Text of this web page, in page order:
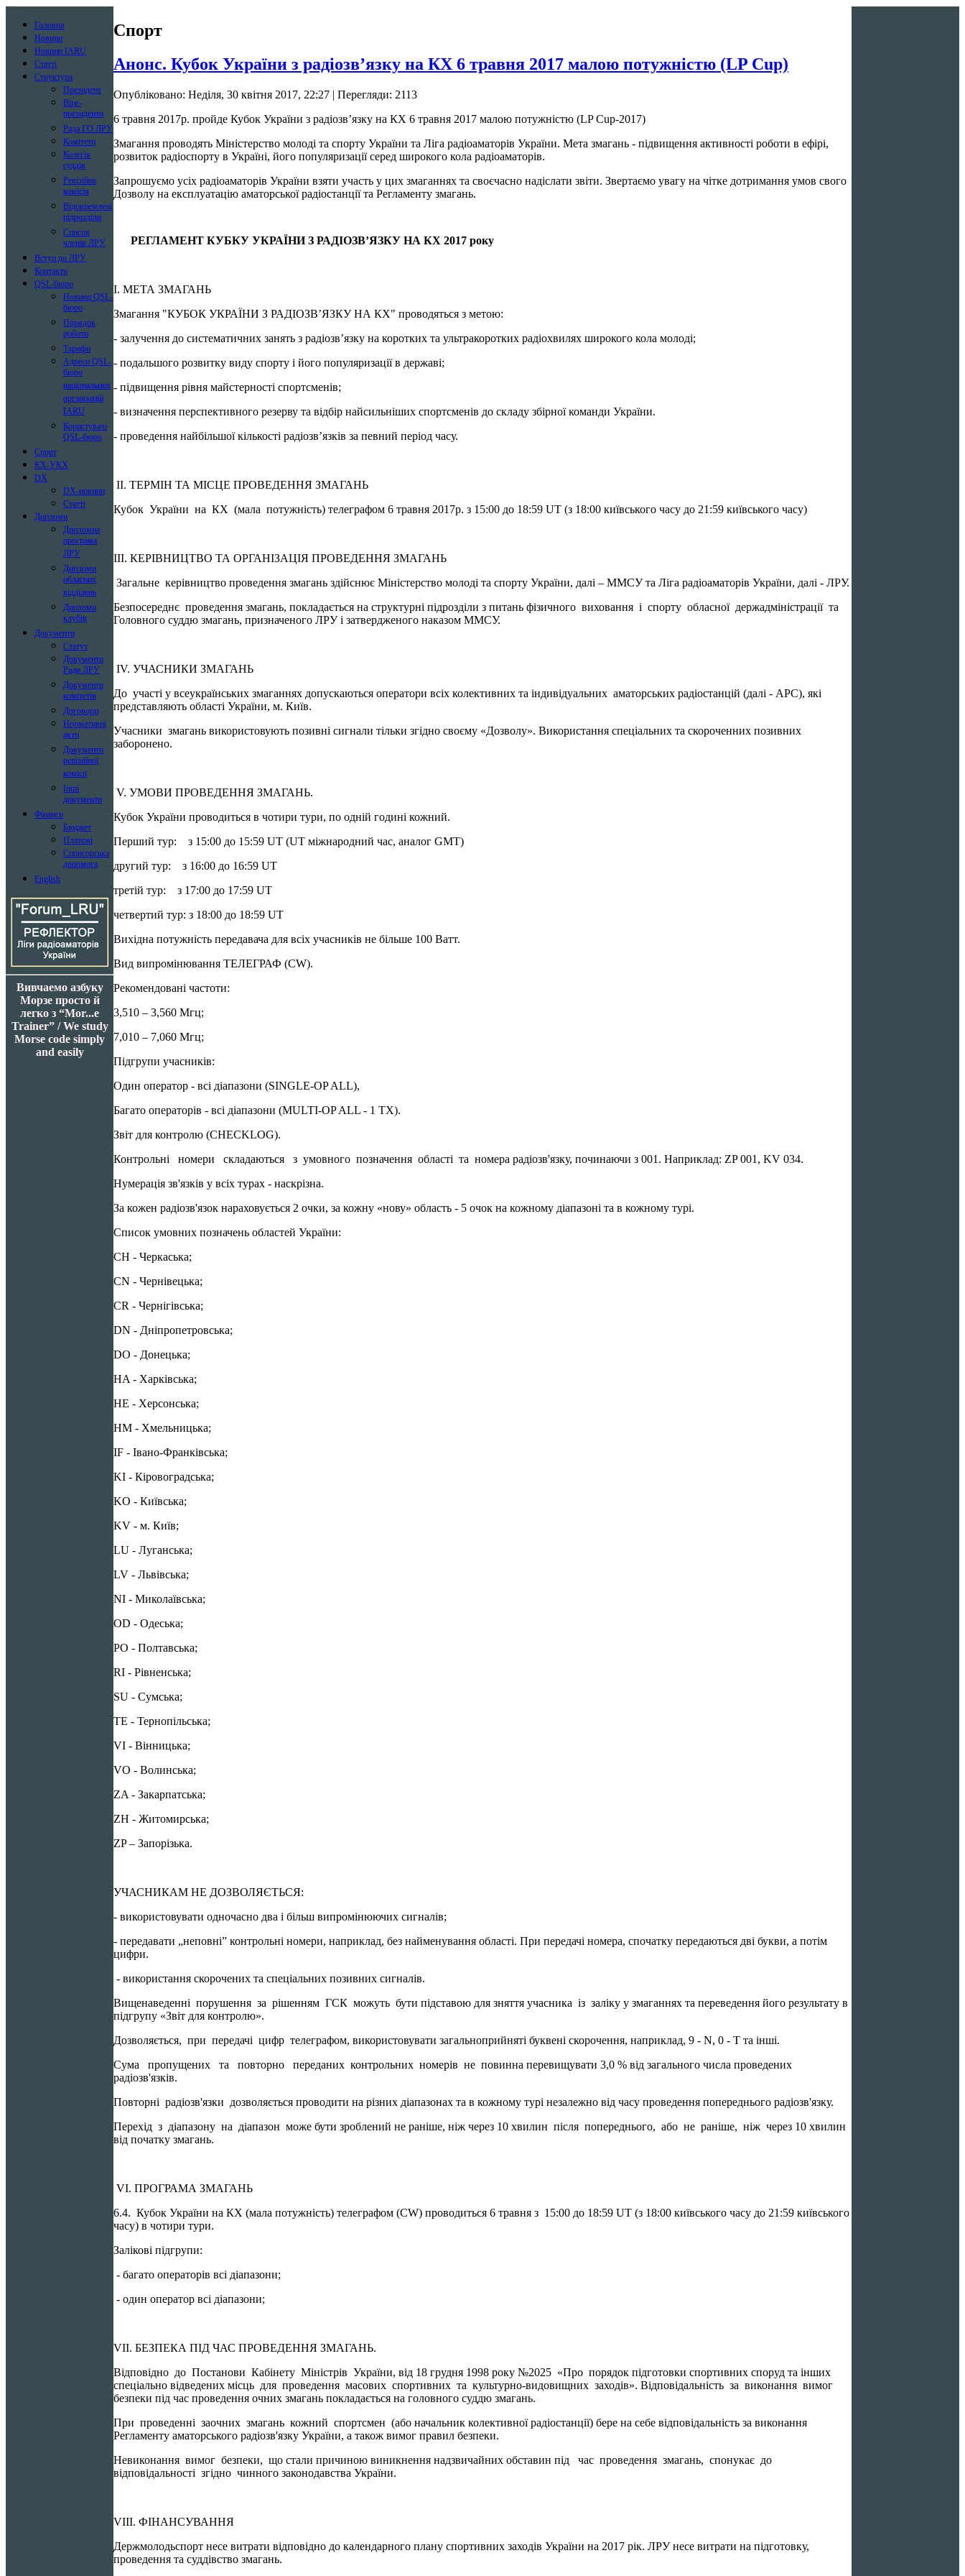
Головна
Новини
Новини IARU
Статті
Структура
Президент
Віце-
президенти
Рада ГО ЛРУ
Комітети
Колегія
суддів
Ревізійна
комісія
Відокремлені
підрозділи
Список
членів ЛРУ
Вступ до ЛРУ
Контакти
QSL-бюро
Новини QSL-
бюро
Порядок
роботи
Тарифи
Адреси QSL-
бюро
національних
організацій
IARU
Користувачі
QSL-бюро
Спорт
КХ-УКХ
DX
DX-новини
Статті
Дипломи
Дипломна
програма
ЛРУ
Дипломи
обласних
відділень
Дипломи
клубів
Документи
Статут
Документи
Ради ЛРУ
Документи
комітетів
Договори
Нормативні
акти
Документи
ревізійної
комісії
Інші
документи
Фінанси
Бюджет
Платежі
Спонсорська
допомога
English
Вивчаемо азбуку
Морзе просто й
легко з “Mor...e
Trainer” / We study
Morse code simply
and easily
Спорт
Анонс. Кубок України з радіозв’язку на КХ 6 травня 2017 малою потужністю (LP Cup)
Опубліковано: Неділя, 30 квітня 2017, 22:27 | Перегляди: 2113
6 травня 2017р. пройде Кубок України з радіозв’язку на КХ 6 травня 2017 малою потужністю (LP Cup-2017)
Змагання проводять Міністерство молоді та спорту України та Ліга радіоаматорів України. Мета змагань - підвищення активності роботи в ефірі,
розвиток радіоспорту в Україні, його популяризації серед широкого кола радіоаматорів.
Запрошуємо усіх радіоаматорів України взяти участь у цих змаганнях та своєчасно надіслати звіти. Звертаємо увагу на чітке дотримання умов свого
Дозволу на експлуатацію аматорської радіостанції та Регламенту змагань.
РЕГЛАМЕНТ КУБКУ УКРАЇНИ З РАДІОЗВ’ЯЗКУ НА КХ 2017 року
I. МЕТА ЗМАГАНЬ
Змагання "КУБОК УКРАЇНИ З РАДІОЗВ’ЯЗКУ НА КХ" проводяться з метою:
- залучення до систематичних занять з радіозв’язку на коротких та ультракоротких радіохвилях широкого кола молоді;
- подальшого розвитку виду спорту і його популяризації в державі;
- підвищення рівня майстерності спортсменів;
- визначення перспективного резерву та відбір найсильніших спортсменів до складу збірної команди України.
- проведення найбільшої кількості радіозв’язків за певний період часу.
ІІ. ТЕРМІН ТА МІСЦЕ ПРОВЕДЕННЯ ЗМАГАНЬ
Кубок України на КХ (мала потужність) телеграфом 6 травня 2017р. з 15:00 до 18:59 UT (з 18:00 київського часу до 21:59 київського часу)
ІІІ. КЕРІВНИЦТВО ТА ОРГАНІЗАЦІЯ ПРОВЕДЕННЯ ЗМАГАНЬ
Загальне керівництво проведення змагань здійснює Міністерство молоді та спорту України, далі – ММСУ та Ліга радіоаматорів України, далі - ЛРУ.
Безпосереднє проведення змагань, покладається на структурні підрозділи з питань фізичного виховання і спорту обласної держадміністрації та
Головного суддю змагань, призначеного ЛРУ і затвердженого наказом ММСУ.
ІV. УЧАСНИКИ ЗМАГАНЬ
До участі у всеукраїнських змаганнях допускаються оператори всіх колективних та індивідуальних аматорських радіостанцій (далі - АРС), які
представляють області України, м. Київ.
Учасники змагань використовують позивні сигнали тільки згідно своєму «Дозволу». Використання спецiальних та скороченних позивних
заборонено.
V. УМОВИ ПРОВЕДЕННЯ ЗМАГАНЬ.
Кубок України проводиться в чотири тури, по одній годині кожний.
Перший тур: з 15:00 до 15:59 UT (UT міжнародний час, аналог GMT)
другий тур: з 16:00 до 16:59 UT
третій тур: з 17:00 до 17:59 UT
четвертий тур: з 18:00 до 18:59 UT
Вихідна потужність передавача для всіх учасників не більше 100 Ватт.
Вид випромінювання ТЕЛЕГРАФ (СW).
Рекомендовані частоти:
3,510 – 3,560 Мгц;
7,010 – 7,060 Мгц;
Підгрупи учасників:
Один оператор - всі діапазони (SINGLE-OP ALL),
Багато операторів - всі діапазони (MULTI-OP ALL - 1 TX).
Звіт для контролю (CHECKLOG).
Контрольні номери складаються з умовного позначення області та номера радіозв'язку, починаючи з 001. Наприклад: ZP 001, KV 034.
Нумерація зв'язків у всіх турах - наскрізна.
За кожен радіозв'язок нараховується 2 очки, за кожну «нову» область - 5 очок на кожному діапазоні та в кожному турі.
Список умовних позначень областей України:
CH - Черкаська;
CN - Чернівецька;
CR - Чернігівська;
DN - Дніпропетровська;
DO - Донецька;
HA - Харківська;
HE - Херсонська;
HM - Хмельницька;
IF - Івано-Франківська;
KI - Кіровоградська;
KO - Київська;
KV - м. Київ;
LU - Луганська;
LV - Львівська;
NI - Миколаївська;
OD - Одеська;
PO - Полтавська;
RI - Рівненська;
SU - Сумська;
TE - Тернопільська;
VI - Вінницька;
VO - Волинська;
ZA - Закарпатська;
ZH - Житомирська;
ZP – Запорізька.
УЧАСНИКАМ НЕ ДОЗВОЛЯЄТЬСЯ:
- використовувати одночасно два і більш випромінюючих сигналів;
- передавати „неповні” контрольні номери, наприклад, без найменування області. При передачі номера, спочатку передаються дві букви, а потім
цифри.
- використання скорочених та спеціальних позивних сигналів.
Вищенаведенні порушення за рішенням ГСК можуть бути підставою для зняття учасника із заліку у змаганнях та переведення його результату в
підгрупу «Звіт для контролю».
Дозволяється, при передачі цифр телеграфом, використовувати загальноприйняті буквені скорочення, наприклад, 9 - N, 0 - Т та інші.
Сума пропущених та повторно переданих контрольних номерів не повинна перевищувати 3,0 % від загального числа проведених
радіозв'язків.
Повторні радіозв'язки дозволяється проводити на різних діапазонах та в кожному турі незалежно від часу проведення попереднього радіозв'язку.
Перехід з діапазону на діапазон може бути зроблений не раніше, ніж через 10 хвилин після попереднього, або не раніше, ніж через 10 хвилин
від початку змагань.
VI. ПРОГРАМА ЗМАГАНЬ
6.4. Кубок України на КХ (мала потужність) телеграфом (CW) проводиться 6 травня з 15:00 до 18:59 UT (з 18:00 київського часу до 21:59 київського
часу) в чотири тури.
Залікові підгрупи:
- багато операторів всі діапазони;
- один оператор всі діапазони;
VІІ. БЕЗПЕКА ПІД ЧАС ПРОВЕДЕННЯ ЗМАГАНЬ.
Відповідно до Постанови Кабінету Міністрів України, від 18 грудня 1998 року №2025 «Про порядок підготовки спортивних споруд та інших
спеціально відведених місць для проведення масових спортивних та культурно-видовищних заходів». Відповідальність за виконання вимог
безпеки під час проведення очних змагань покладається на головного суддю змагань.
При проведенні заочних змагань кожний спортсмен (або начальник колективної радіостанції) бере на себе відповідальність за виконання
Регламенту аматорського радіозв'язку України, а також вимог правил безпеки.
Невиконання вимог безпеки, що стали причиною виникнення надзвичайних обставин під час проведення змагань, спонукає до
відповідальності згідно чинного законодавства України.
VІІI. ФІНАНСУВАННЯ
Держмолодьспорт несе витрати відповідно до календарного плану спортивних заходів України на 2017 рік. ЛРУ несе витрати на підготовку,
проведення та суддівство змагань.